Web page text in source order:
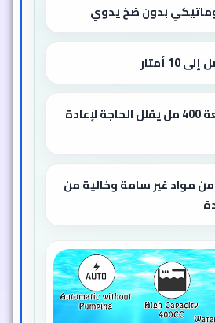
بدون ضخ يدوي
أمتار
خزان ماء سعة 400 مل يقلل الحاجة لإعادة
مواد غير سامة وخالية من